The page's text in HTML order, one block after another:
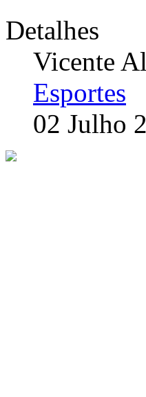
Detalhes
Vicente
Esportes
02 Julho